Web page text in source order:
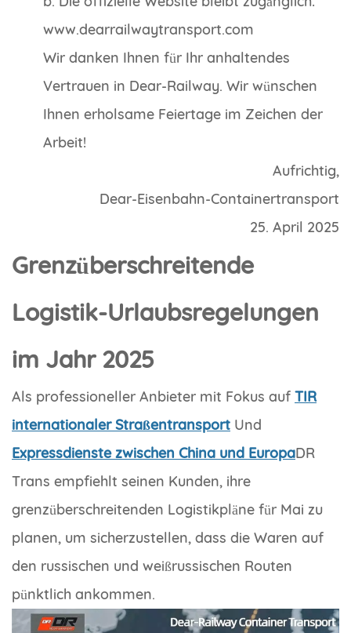
www.dearrailwaytransport.com
Wir danken Ihnen für Ihr anhaltendes
Vertrauen in Dear-Railway. Wir wünschen
Ihnen erholsame Feiertage im Zeichen der
Arbeit!
Aufrichtig,
Dear-Eisenbahn-Containertransport
25. April 2025
Grenzüberschreitende
Logistik-Urlaubsregelungen
im Jahr 2025
Als professioneller Anbieter mit Fokus auf TIR
internationaler Straßentransport Und
Expressdienste zwischen China und EuropaDR
Trans empfiehlt seinen Kunden, ihre
grenzüberschreitenden Logistikpläne für Mai zu
planen, um sicherzustellen, dass die Waren auf
den russischen und weißrussischen Routen
pünktlich ankommen.